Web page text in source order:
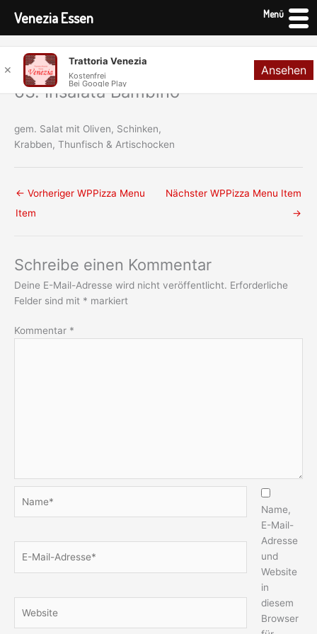
Inhalt
springen
63. Insalata Bambino
gem. Salat mit Oliven, Schinken,
Krabben, Thunfisch & Artischocken
← Vorheriger WPPizza Menu
Item
Nächster WPPizza Menu Item
→
Schreibe einen Kommentar
Deine E-Mail-Adresse wird nicht veröffentlicht. Erforderliche
Felder sind mit * markiert
Kommentar *
Mail-
Name,
E-Mail-
Adresse
und
Website
in
diesem
Browser
Venezia Essen Menü
✕
Trattoria Venezia
Kostenfrei
Bei Google Play
Ansehen